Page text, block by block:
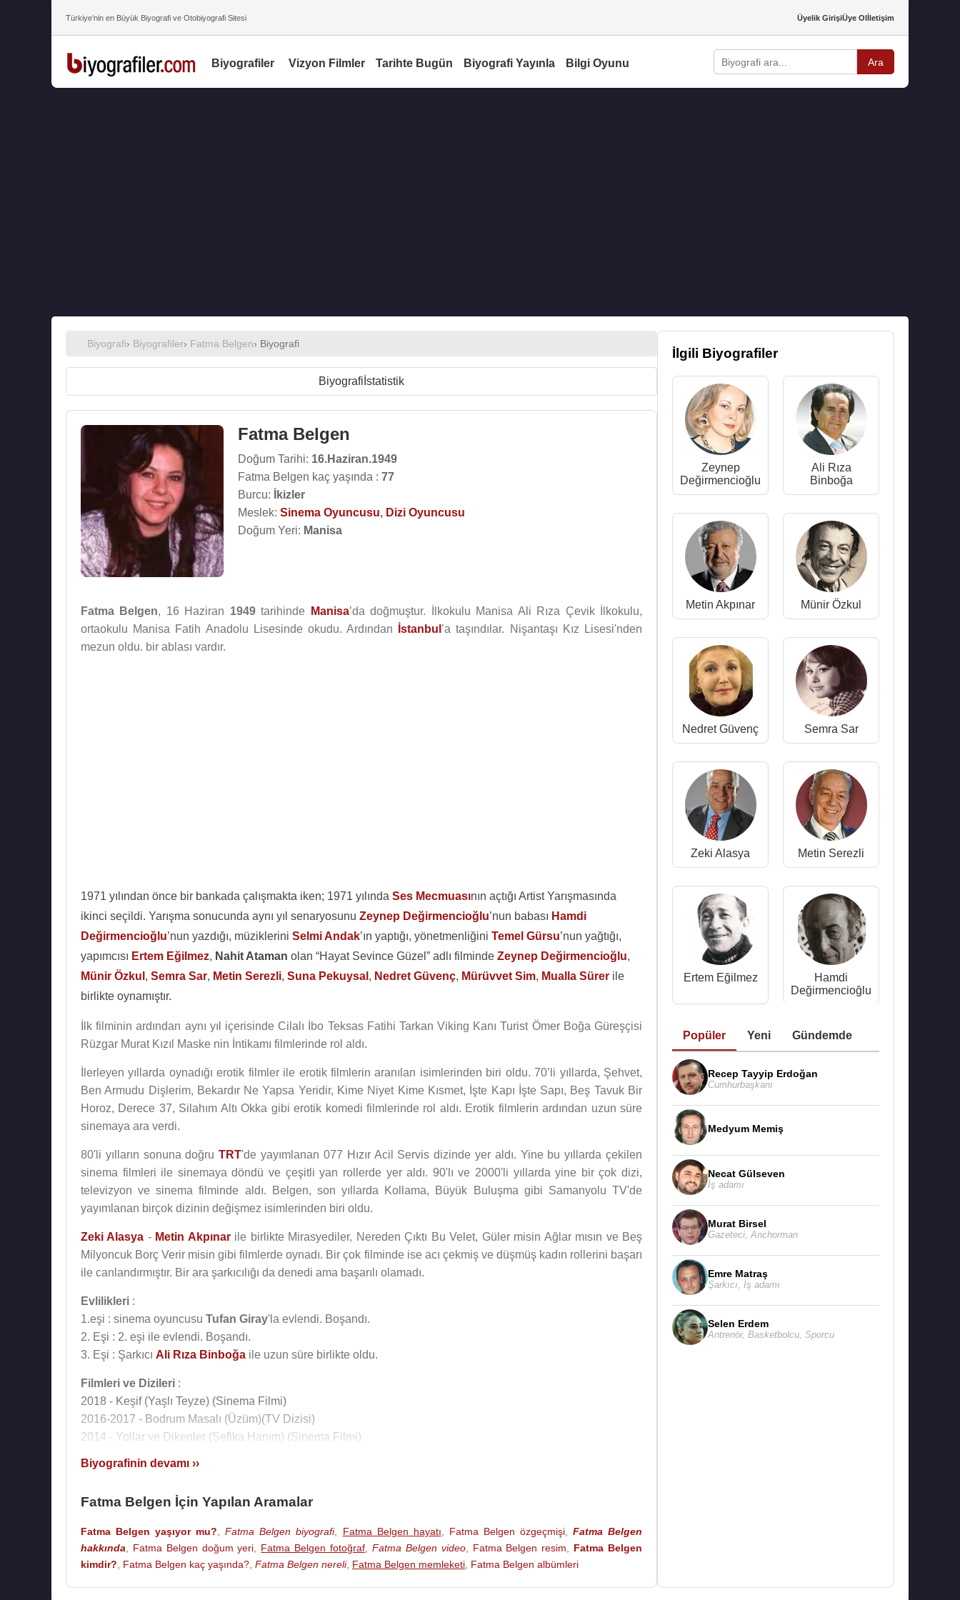
Türkiye’nin en Büyük Biyografi ve Otobiyografi Sitesi Üyelik GirişiÜye Olİletişim
Biyografiler Vizyon Filmler Tarihte Bugün Biyografi Yayınla Bilgi Oyunu Ara
Biyografi› Biyografiler› Fatma Belgen› Biyografi
Biyografi İstatistik
Fatma Belgen
Doğum Tarihi: 16.Haziran.1949
Fatma Belgen kaç yaşında : 77
Burcu:
İkizler
Meslek: Sinema Oyuncusu, Dizi Oyuncusu
Doğum Yeri: Manisa
Fatma Belgen, 16 Haziran 1949tarihinde Manisa’da doğmuştur. İlkokulu Manisa Ali Rıza Çevik İlkokulu,
ortaokulu Manisa Fatih Anadolu Lisesinde okudu. Ardından
İstanbul ’a taşındılar. Nişantaşı Kız Lisesi'nden
mezun oldu. bir ablası vardır.
1971 yılından önce bir bankada çalışmakta iken; 1971 yılında Ses Mecmuasının açtığı Artist Yarışmasında
ikinci seçildi. Yarışma sonucunda aynı yıl senaryosunu Zeynep Değirmencioğlu’nun babası Hamdi
Değirmencioğlu’nun yazdığı, müziklerini Selmi Andak’ın yaptığı, yönetmenliğini Temel Gürsu’nun yağtığı,
yapımcısı Ertem Eğilmez, Nahit Ataman olan “Hayat Sevince Güzel” adlı filminde Zeynep Değirmencioğlu,
Münir Özkul , Semra Sar, Metin Serezli, Suna Pekuysal , Nedret Güvenç, Mürüvvet Sim, Mualla Sürer ile
birlikte oynamıştır.
İlk filminin ardından aynı yıl içerisinde Cilalı İbo Teksas Fatihi Tarkan Viking Kanı Turist Ömer Boğa Güreşçisi
Rüzgar Murat Kızıl Maske nin İntikamı filmlerinde rol aldı.
İlerleyen yıllarda oynadığı erotik filmler ile erotik filmlerin aranılan isimlerinden biri oldu. 70’li yıllarda, Şehvet,
Ben Armudu Dişlerim, Bekardır Ne Yapsa Yeridir, Kime Niyet Kime Kısmet, İşte Kapı İşte Sapı, Beş Tavuk Bir
Horoz, Derece 37, Silahım Altı Okka gibi erotik komedi filmlerinde rol aldı. Erotik filmlerin ardından uzun süre
sinemaya ara verdi.
80'li yılların sonuna doğruTRT'de yayımlanan 077 Hızır Acil Servis dizinde yer aldı. Yine bu yıllarda çekilen
sinema filmleri ile sinemaya döndü ve çeşitli yan rollerde yer aldı. 90'lı ve 2000'li yıllarda yine bir çok dizi,
televizyon ve sinema filminde aldı. Belgen, son yıllarda Kollama, Büyük Buluşma gibi Samanyolu TV'de
yayımlanan birçok dizinin değişmez isimlerinden biri oldu.
Zeki Alasya - Metin Akpınarile birlikte Mirasyediler, Nereden Çıktı Bu Velet, Güler misin Ağlar mısın ve Beş
Milyoncuk Borç Verir misin gibi filmlerde oynadı. Bir çok filminde ise acı çekmiş ve düşmüş kadın rollerini başarı
ile canlandırmıştır. Bir ara şarkıcılığı da denedi ama başarılı olamadı.
Evlilikleri :
1.eşi : sinema oyuncusu Tufan Giray'la evlendi. Boşandı.
2. Eşi : 2. eşi ile evlendi. Boşandı.
3. Eşi : Şarkıcı Ali Rıza Binboğa ile uzun süre birlikte oldu.
Filmleri ve Dizileri :
2018 - Keşif (Yaşlı Teyze) (Sinema Filmi)
2016-2017 - Bodrum Masalı (Üzüm)(TV Dizisi)
2014 - Yollar ve Dikenler (Şefika Hanım) (Sinema Filmi)
2012 - Işıklar Sönmeden (Sinema Filmi)
- Kırmızı Işık (Handan) (TV Dizisi)2008
- Kollama (TV Dizisi) 2008
- Dur Yolcu (Ebe) (TV Dizisi)2008
- Arkadaş (TV Dizisi)2008
Biyografinin devamı ››
Fatma Belgen İçin Yapılan Aramalar
Fatma Belgen yaşıyor mu? ,Fatma Belgen biyografi, Fatma Belgen hayatı Fatma Belgen özgeçmişi, Fatma Belgen
hakkında
Fatma Belgen doğum yeri Fatma Belgen fotoğraf Fatma Belgen video, Fatma Belgen resim
Fatma Belgen
kimdir?
Fatma Belgen kaç yaşında? Fatma Belgen nereli, Fatma Belgen memleketi Fatma Belgen albümleri
İlgili Biyografiler
Zeynep
Değirmencioğlu
Ali Rıza
Binboğa
Metin Akpınar Münir Özkul
Nedret Güvenç Semra Sar
Zeki Alasya Metin Serezli
Ertem Eğilmez
Hamdi
Değirmencioğlu
Popüler Yeni Gündemde
Recep Tayyip Erdoğan
Cumhurbaşkanı
Medyum Memiş
Necat Gülseven
İş adamı
Murat Birsel
Gazeteci Anchorman
Emre Matraş
Şarkıcı İş adamı
Selen Erdem
Antrenör, Basketbolcu Sporcu